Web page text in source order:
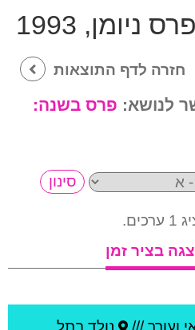
פרס ניומן, 1993
חזרה לדף התוצאות
פרס בשנה:
בציר זמן
ועורך /// נולד בתל